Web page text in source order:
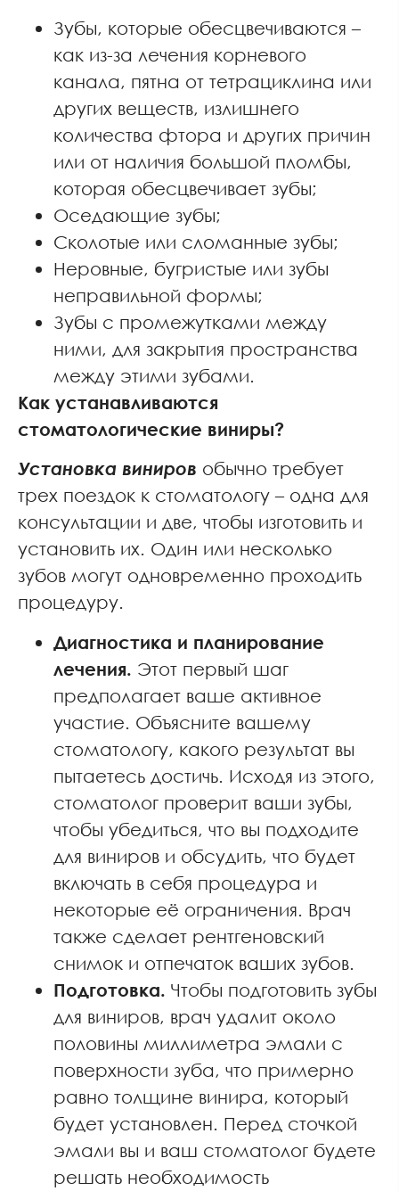
Зубы, которые обесцвечиваются –
как из-за лечения корневого
канала, пятна от тетрациклина или
других веществ, излишнего
количества фтора и других причин
или от наличия большой пломбы,
которая обесцвечивает зубы;
Оседающие зубы;
Сколотые или сломанные зубы;
Неровные, бугристые или зубы
неправильной формы;
Зубы с промежутками между
ними, для закрытия пространства
между этими зубами.
Как устанавливаются
стоматологические виниры?
Установка виниров обычно требует
трех поездок к стоматологу – одна для
консультации и две, чтобы изготовить и
установить их. Один или несколько
зубов могут одновременно проходить
процедуру.
Диагностика и планирование
лечения. Этот первый шаг
предполагает ваше активное
участие. Объясните вашему
стоматологу, какого результат вы
пытаетесь достичь. Исходя из этого,
стоматолог проверит ваши зубы,
чтобы убедиться, что вы подходите
для виниров и обсудить, что будет
включать в себя процедура и
некоторые её ограничения. Врач
также сделает рентгеновский
снимок и отпечаток ваших зубов.
Подготовка. Чтобы подготовить зубы
для виниров, врач удалит около
половины миллиметра эмали с
поверхности зуба, что примерно
равно толщине винира, который
будет установлен. Перед сточкой
эмали вы и ваш стоматолог будете
решать необходимость